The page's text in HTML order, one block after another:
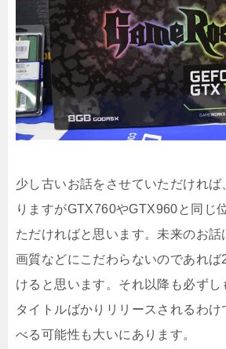
少し古いお話をさせていただければ
りますがGTX760やGTX960と同じ
ただければと思います。未来のお話
画質などにこだわらないのであれば
けると思います。それ以降も必ずし
タイトルばかりリリースされるわけ
べる可能性も大いにあります。